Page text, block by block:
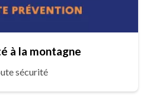
à la montagne
sécurité